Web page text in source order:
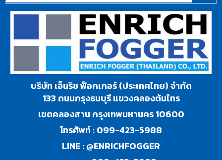
บริษัท เอ็นริช ฟ็อกเกอร์ (ประเทศไทย) จำกัด
133 ถนนกรุงธนบุรี แขวงคลองต้นไทร
เขตคลองสาน กรุงเทพมหานคร 10600
โทรศัพท์ :099-423-5988
LINE :@ENRICHFOGGER